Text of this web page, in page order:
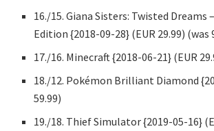
16./15. Giana Sisters: Twisted Dreams
Edition {2018-09-28} (EUR 29.99) (was
17./16. Minecraft {2018-06-21} (EUR
18./12. Pokémon Brilliant Diamond
59.99)
19./18. Thief Simulator {2019-05-16}